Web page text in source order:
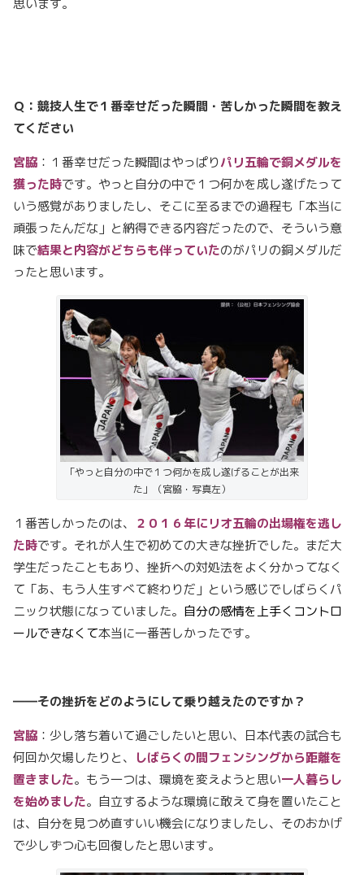
思います。
Ｑ：競技人生で１番幸せだった瞬間・苦しかった瞬間を教え
てください
宮脇 ：１番幸せだった瞬間はやっぱりパリ五輪で銅メダルを
獲った時です。やっと自分の中で１つ何かを成し遂げたって
いう感覚がありましたし、そこに至るまでの過程も「本当に
頑張ったんだな」と納得できる内容だったので、そういう意
味で結果と内容がどちらも伴っていたのがパリの銅メダルだ
ったと思います。
「やっと自分の中で１つ何かを成し遂げることが出来
た」（宮脇・写真左）
１番苦しかったのは、
２０１６年にリオ五輪の出場権を逃し
た時です。それが人生で初めての大きな挫折でした。まだ大
学生だったこともあり、挫折への対処法をよく分かってなく
て「あ、もう人生すべて終わりだ」という感じでしばらくパ
ニック状態になっていました。 自分の感情を上手くコントロ
ールできなくて本当に一番苦しかったです。
――その挫折をどのようにして乗り越えたのですか？
宮脇 ：少し落ち着いて過ごしたいと思い、日本代表の試合も
何回か欠場したりと、 しばらくの間フェンシングから距離を
置きました。もう一つは、環境を変えようと思い一人暮らし
を始めました。自立するような環境に敢えて身を置いたこと
は、自分を見つめ直すいい機会になりましたし、そのおかげ
で少しずつ心も回復したと思います。